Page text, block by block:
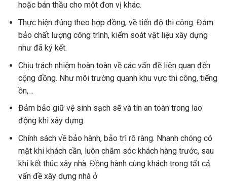
hoặc bán thầu cho một đơn vị khác.
Thực hiện đúng theo hợp đồng, về tiến độ thi công. Đảm
bảo chất lượng công trình, kiểm soát vật liệu xây dựng
như đã ký kết.
Chịu trách nhiệm hoàn toàn về các vấn đề liên quan đến
cộng đồng. Như môi trường quanh khu vực thi công, tiếng
ồn,…
Đảm bảo giữ vệ sinh sạch sẽ và tín an toàn trong lao
động khi xây dựng.
Chính sách về bảo hành, bảo trì rõ ràng. Nhanh chóng có
mặt khi khách cần, luôn chăm sóc khách hàng trước, sau
khi kết thúc xây nhà. Đồng hành cùng khách trong tất cả
vấn đề xây dựng nhà ở